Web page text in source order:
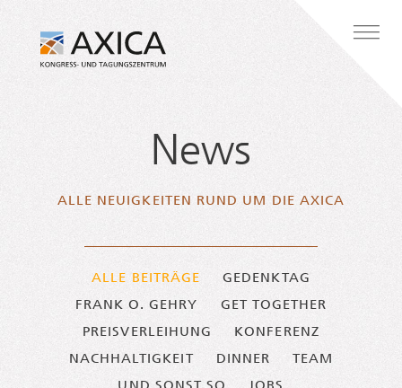
Hauptnavigation
News
ALLE NEU­IG­KEI­TEN RUND UM DIE AXICA
ALLE BEITRÄGE
GEDENKTAG
FRANK O. GEHRY
GET TOGETHER
PREISVERLEIHUNG
KONFERENZ
NACHHALTIGKEIT
DINNER
TEAM